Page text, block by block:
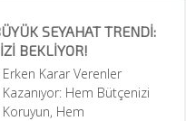
SEYAHAT TRENDI:
BEKLIYOR!
Erken Karar Verenler
Kazanıyor: Hem Bütçenizi
Koruyun, Hem